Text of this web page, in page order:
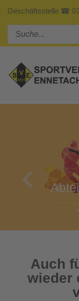
Geschäftsstelle ☎
Previous
Auch
wieder